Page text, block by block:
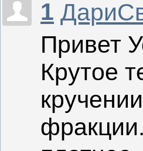
1
Привет
Крутое